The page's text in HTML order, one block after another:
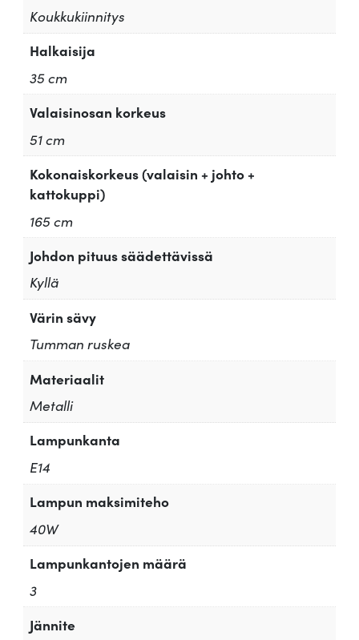
Koukkukiinnitys
Halkaisija
35 cm
Valaisinosan korkeus
51 cm
Kokonaiskorkeus (valaisin + johto +
kattokuppi)
165 cm
Johdon pituus säädettävissä
Kyllä
Värin sävy
Tumman ruskea
Materiaalit
Metalli
Lampunkanta
E14
Lampun maksimiteho
40W
Lampunkantojen määrä
3
Jännite